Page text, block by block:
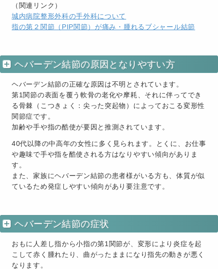
（関連リンク）
城内病院整形外科の手外科について
指の第２関節（PIP関節）が痛み・腫れるブシャール結節
ヘバーデン結節の原因となりやすい方
ヘバーデン結節の正確な原因は不明とされています。
第1関節の表面を覆う軟骨の老化や摩耗、それに伴ってでき
る骨棘（こつきょく：尖った突起物）によっておこる変形性
関節症です。
加齢や手や指の酷使が要因と推測されています。
40代以降の中高年の女性に多く見られます。とくに、お仕事
や趣味で手や指を酷使される方はなりやすい傾向がありま
す。
また、家族にヘバーデン結節の患者様がいる方も、体質が似
ているため発症しやすい傾向があり要注意です。
ヘバーデン結節の症状
おもに人差し指から小指の第1関節が、変形により炎症を起
こして赤く腫れたり、曲がったままになり指先の動きが悪く
なります。